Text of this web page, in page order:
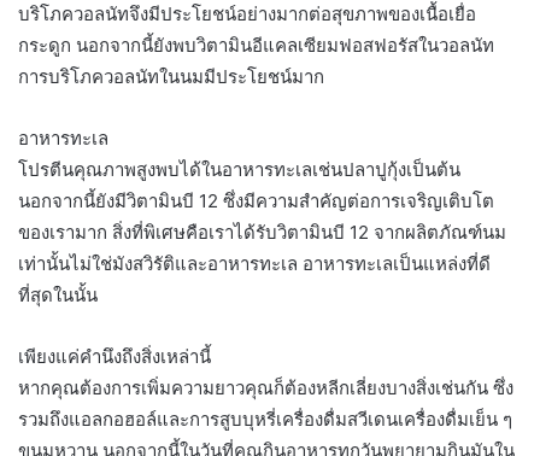
บริโภควอลนัทจึงมีประโยชน์อย่างมากต่อสุขภาพของเนื้อเยื่อ
กระดูก นอกจากนี้ยังพบวิตามินอีแคลเซียมฟอสฟอรัสในวอลนัท
การบริโภควอลนัทในนมมีประโยชน์มาก
อาหารทะเล
โปรตีนคุณภาพสูงพบได้ในอาหารทะเลเช่นปลาปูกุ้งเป็นต้น
นอกจากนี้ยังมีวิตามินบี 12 ซึ่งมีความสำคัญต่อการเจริญเติบโต
ของเรามาก สิ่งที่พิเศษคือเราได้รับวิตามินบี 12 จากผลิตภัณฑ์นม
เท่านั้นไม่ใช่มังสวิรัติและอาหารทะเล อาหารทะเลเป็นแหล่งที่ดี
ที่สุดในนั้น
เพียงแค่คำนึงถึงสิ่งเหล่านี้
หากคุณต้องการเพิ่มความยาวคุณก็ต้องหลีกเลี่ยงบางสิ่งเช่นกัน ซึ่ง
รวมถึงแอลกอฮอล์และการสูบบุหรี่เครื่องดื่มสวีเดนเครื่องดื่มเย็น ๆ
ขนมหวาน นอกจากนี้ในวันที่คุณกินอาหารทุกวันพยายามกินมันใน